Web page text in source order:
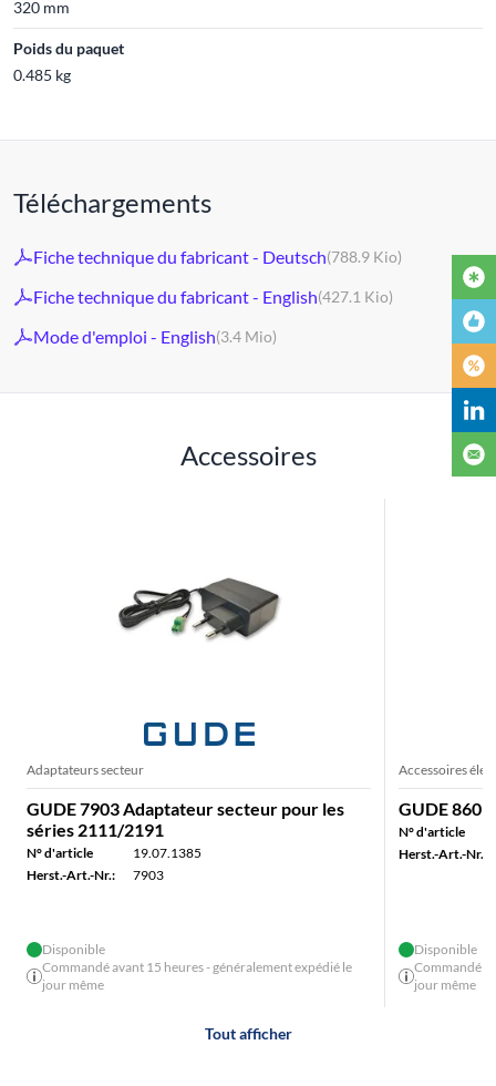
320 mm
Poids du paquet
0.485 kg
Téléchargements
Fiche technique du fabricant - Deutsch(788.9 Kio)
Fiche technique du fabricant - English(427.1 Kio)
Mode d'emploi - English(3.4 Mio)
Accessoires
Adaptateurs secteur
GUDE 7903 Adaptateur secteur pour les
séries 2111/2191
N° d'article
19.07.1385
Herst.-Art.-Nr.:
7903
Disponible
Commandé avant 15 heures - généralement expédié le
jour même
Accessoires
GUDE 860
N° d'article
Herst.-Art.-Nr.:
Disponible
Commandé
jour même
Tout afficher